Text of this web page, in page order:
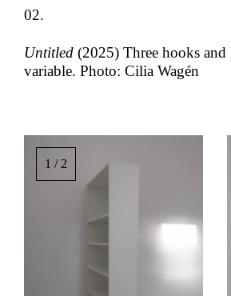
02.
Untitled (2025) Three hooks
variable. Photo: Cilia Wagén
Bildgalleri,
1 / 2